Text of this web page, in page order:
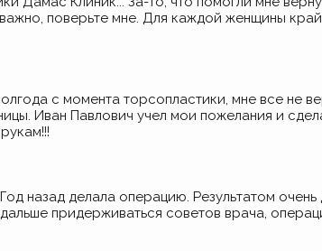
поверьте мне. Для каждой женщины
с момента торсопластики, мне все не
Иван Павлович учел мои пожелания и
назад делала операцию. Результатом
придерживаться советов врача,